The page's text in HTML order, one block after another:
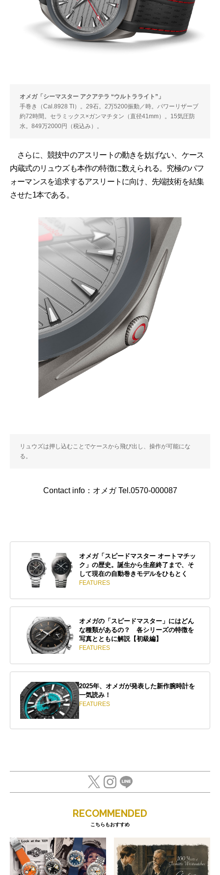
オメガ「シーマスター アクアテラ “ウルトラライト”」
手巻き（Cal.8928 TI）。29石。2万5200振動／時。パワーリザーブ
約72時間。セラミックス×ガンマチタン（直径41mm）。15気圧防
水。849万2000円（税込み）。
さらに、競技中のアスリートの動きを妨げない、ケース
内蔵式のリュウズも本作の特徴に数えられる。究極のパフ
ォーマンスを追求するアスリートに向け、先端技術を結集
させた1本である。
リュウズは押し込むことでケースから飛び出し、操作が可能にな
る。
Contact info：オメガ Tel.0570-000087
オメガ「スピードマスター オートマチッ
ク」の歴史。誕生から生産終了まで、そ
して現在の自動巻きモデルをひもとく
FEATURES
オメガの「スピードマスター」にはどん
な種類があるの？ 各シリーズの特徴を
写真とともに解説【初級編】
FEATURES
2025年、オメガが発表した新作腕時計を
一気読み！
FEATURES
RECOMMENDED
こちらもおすすめ